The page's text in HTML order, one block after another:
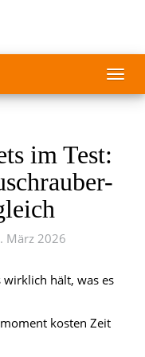
im Test:
März 2026
wirklich hält, was es
kosten Zeit